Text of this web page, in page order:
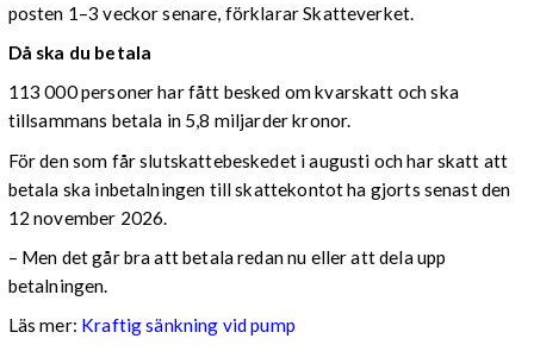
posten 1–3 veckor senare, förklarar Skatteverket.
Då ska du betala
113 000 personer har fått besked om kvarskatt och ska
tillsammans betala in 5,8 miljarder kronor.
För den som får slutskattebeskedet i augusti och har skatt att
betala ska inbetalningen till skattekontot ha gjorts senast den
12 november 2026.
– Men det går bra att betala redan nu eller att dela upp
betalningen.
Läs mer: Kraftig sänkning vid pump